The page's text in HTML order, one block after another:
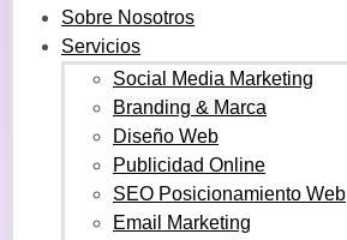
Sobre Nosotros
Servicios
Social Media Marketing
Branding & Marca
Diseño Web
Publicidad Online
SEO Posicionamiento Web
Email Marketing